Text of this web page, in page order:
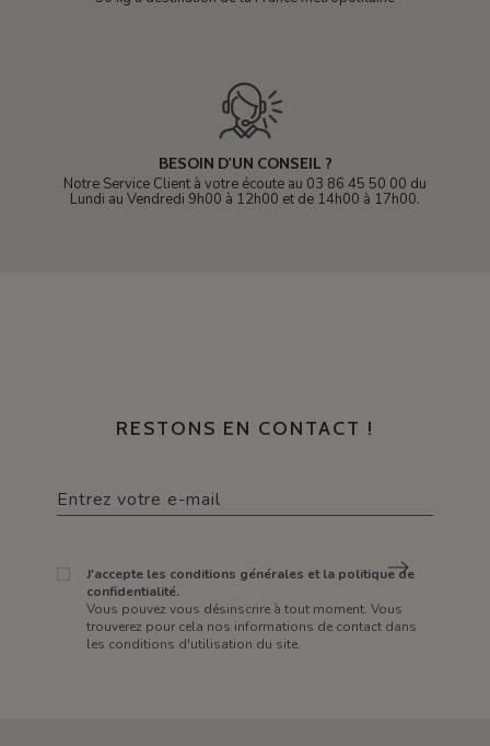
BESOIN D'UN CONSEIL ?
Notre Service Client à votre écoute au 03 86 45 50 00 du
Lundi au Vendredi 9h00 à 12h00 et de 14h00 à 17h00.
RESTONS EN CONTACT !
J'accepte les conditions générales et la politique de
confidentialité.
Vous pouvez vous désinscrire à tout moment. Vous
trouverez pour cela nos informations de contact dans
les conditions d'utilisation du site.